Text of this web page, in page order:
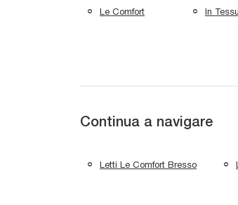
Le Comfort In
Continua a navigare
Letti Le Comfort Bresso